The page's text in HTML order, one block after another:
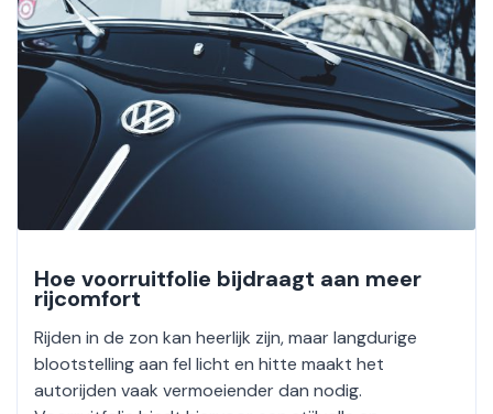
Hoe voorruitfolie bijdraagt aan meer
rijcomfort
Rijden in de zon kan heerlijk zijn, maar langdurige
blootstelling aan fel licht en hitte maakt het
autorijden vaak vermoeiender dan nodig.